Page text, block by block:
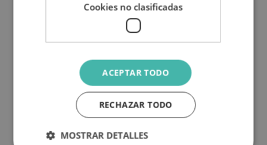
Cookies no clasificadas
ACEPTAR TODO
RECHAZAR TODO
MOSTRAR DETALLES